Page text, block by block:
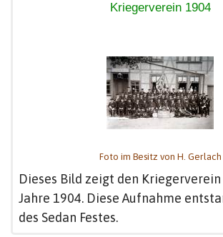
Kriegerverein 1904
Foto im Besitz von H. Gerlach
Dieses Bild zeigt den Kriegerverein
Jahre 1904. Diese Aufnahme
des Sedan Festes.